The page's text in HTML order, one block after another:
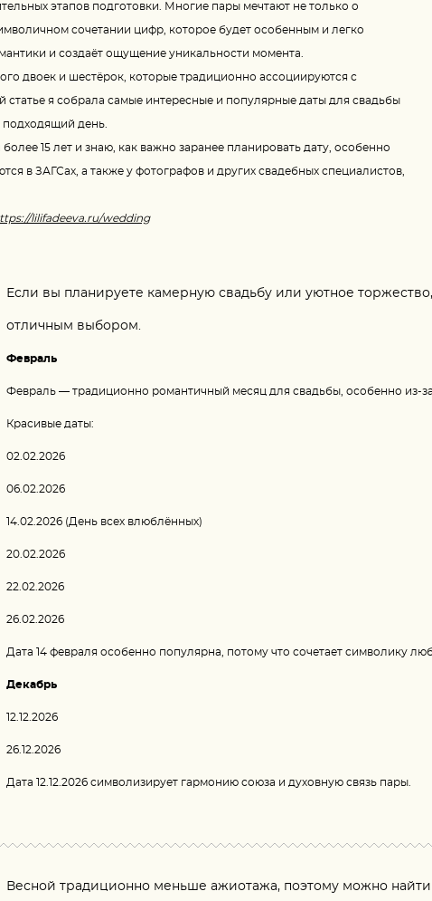
этапов подготовки. Многие пары мечтают не только о
сочетании цифр, которое будет особенным и легко
и создаёт ощущение уникальности момента.
двоек и шестёрок, которые традиционно ассоциируются с
я собрала самые интересные и популярные даты для свадьбы
день.
15 лет и знаю, как важно заранее планировать дату, особенно
в ЗАГСах, а также у фотографов и других свадебных специалистов,
lilifadeeva.ru/wedding
Если вы планируете камерную свадьбу или уютное
отличным выбором.
Февраль
Февраль — традиционно романтичный месяц для свадьбы, особенно из-за
Красивые даты:
02.02.2026
06.02.2026
14.02.2026 (День всех влюблённых)
20.02.2026
22.02.2026
26.02.2026
Дата 14 февраля особенно популярна, потому что сочетает символику
Декабрь
12.12.2026
26.12.2026
Дата 12.12.2026 символизирует гармонию союза и духовную связь пары.
Весной традиционно меньше ажиотажа, поэтому можно